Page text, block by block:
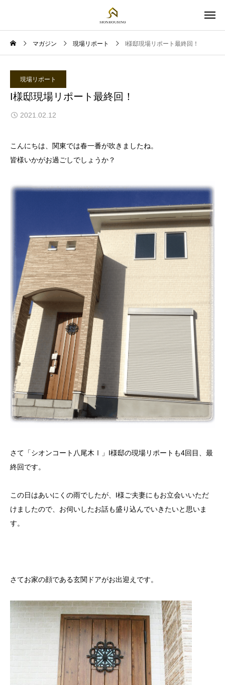
マガジン 現場リポート I様邸現場リポート最終回！
現場リポート
I様邸現場リポート最終回！
2021.02.12
こんにちは、関東では春一番が吹きましたね。
皆様いかがお過ごしでしょうか？
さて「シオンコート八尾木Ⅰ」I様邸の現場リポートも4回目、最
終回です。
この日はあいにくの雨でしたが、I様ご夫妻にもお立会いいただ
けましたので、お伺いしたお話も盛り込んでいきたいと思いま
す。
さてお家の顔である玄関ドアがお出迎えです。